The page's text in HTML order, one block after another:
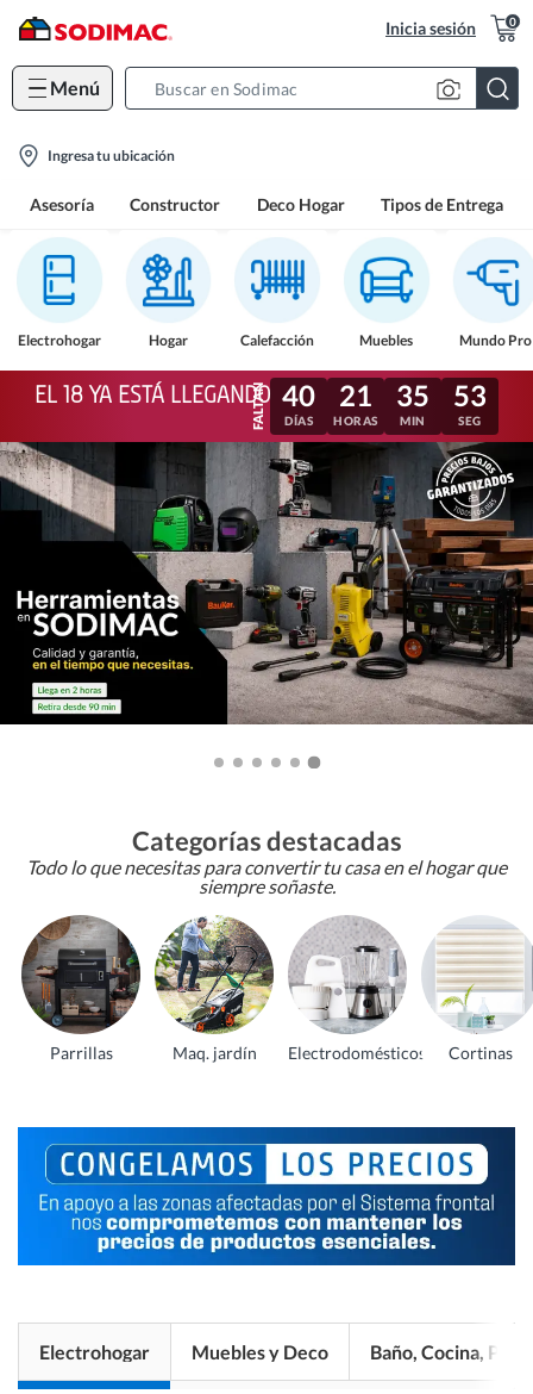
Inicia sesión 0
Menú
location-
Ingresa tu ubicación
Asesoría Constructor Deco Hogar Tipos de Entrega
Electrohogar Hogar Calefacción Muebles Mundo Pro
EL 18 YA ESTÁ LLEGANDO 40
DÍAS
21
HORAS
35
MIN
51
SEG
Categorías destacadas
Todo lo que necesitas para convertir tu casa en el hogar que
siempre soñaste.
Parrillas Maq. jardín Electrodomésticos Cortinas
Electrohogar Muebles y Deco Baño, Cocina, Pisos